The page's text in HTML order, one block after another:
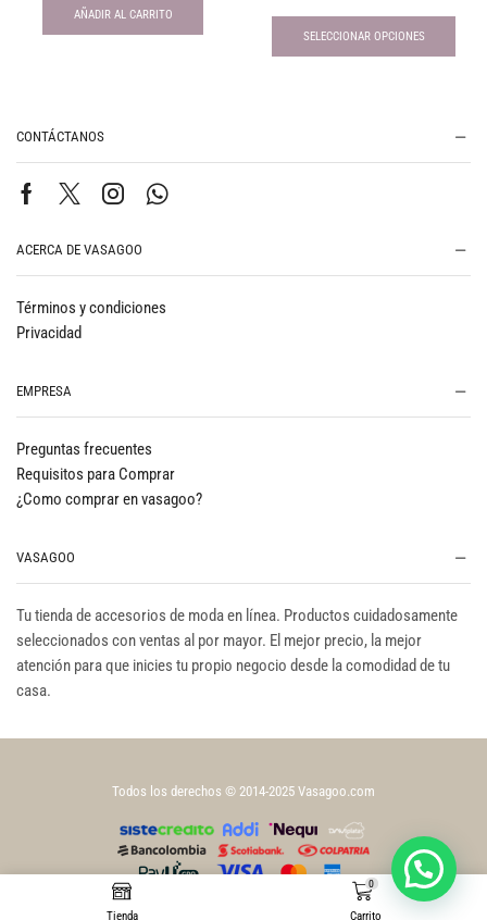
AÑADIR AL CARRITO
SELECCIONAR OPCIONES
CONTÁCTANOS
ACERCA DE VASAGOO
Términos y condiciones
Privacidad
EMPRESA
Preguntas frecuentes
Requisitos para Comprar
¿Como comprar en vasagoo?
VASAGOO
Tu tienda de accesorios de moda en línea. Productos cuidadosamente
seleccionados con ventas al por mayor. El mejor precio, la mejor
atención para que inicies tu propio negocio desde la comodidad de tu
casa.
Todos los derechos © 2014-2025 Vasagoo.com
Tienda
0
Carrito